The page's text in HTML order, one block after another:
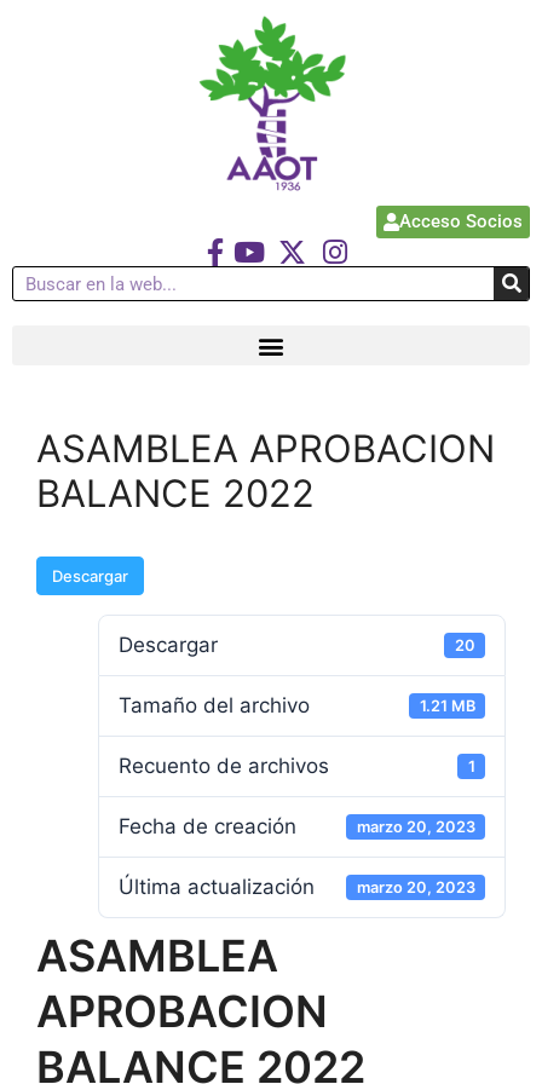
Acceso Socios
ASAMBLEA APROBACION
BALANCE 2022
Descargar
Descargar 20
Tamaño del archivo 1.21 MB
Recuento de archivos 1
Fecha de creación marzo 20, 2023
Última actualización marzo 20, 2023
ASAMBLEA
APROBACION
BALANCE 2022